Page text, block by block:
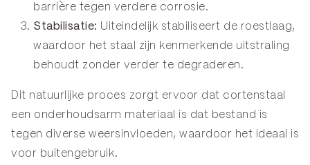
barrière tegen verdere corrosie.
Stabilisatie: Uiteindelijk stabiliseert de roestlaag,
waardoor het staal zijn kenmerkende uitstraling
behoudt zonder verder te degraderen.
Dit natuurlijke proces zorgt ervoor dat cortenstaal
een onderhoudsarm materiaal is dat bestand is
tegen diverse weersinvloeden, waardoor het ideaal is
voor buitengebruik.